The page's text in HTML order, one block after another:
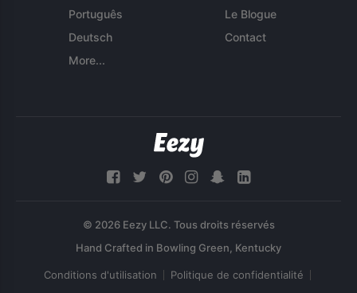
Português
Deutsch
More...
Le Blogue
Contact
© 2026 Eezy LLC. Tous droits réservés
Conditions d'utilisation Politique de confidentialité